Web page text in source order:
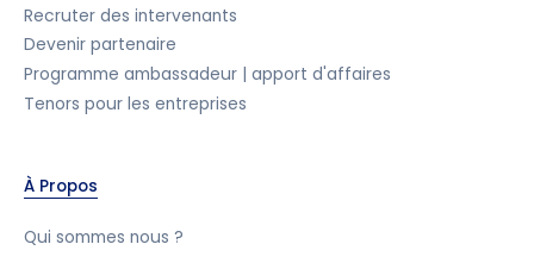
Recruter des intervenants
Devenir partenaire
Programme ambassadeur | apport d'affaires
Tenors pour les entreprises
À Propos
Qui sommes nous ?